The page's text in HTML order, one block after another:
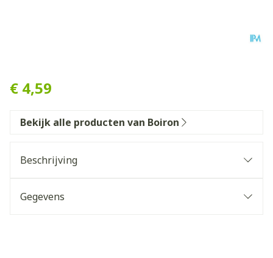
€ 4,59
Bekijk alle producten van Boiron
Beschrijving
Gegevens